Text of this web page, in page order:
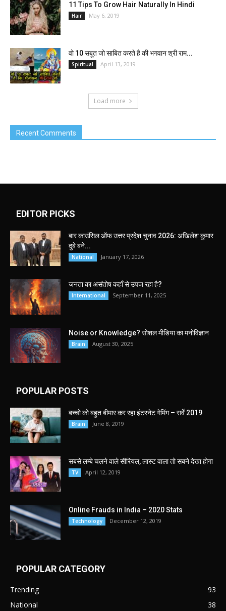
11 Tips To Grow Hair Naturally In Hindi
Hair May 6, 2019
वो 10 सबूत जो साबित करते है की भगवान श्री राम...
Spiritual April 13, 2019
Load more
Recent Comments
EDITOR PICKS
बार काउंसिल ऑफ उत्तर प्रदेश चुनाव 2026: अखिलेश कुमार
दुबे बने...
National January 17, 2026
जनता का असंतोष कहाँ से उपज रहा है?
International September 11, 2025
Noise or Knowledge? सोशल मीडिया का मनोविज्ञान
Brain August 30, 2025
POPULAR POSTS
बच्चो को बहुत बीमार कर रहा इंटरनेट गेमिंग – सर्वे 2019
Brain June 8, 2019
सबसे लम्बे चलने वाले सीरियल, लास्ट वाला तो सबने देखा होगा
TV April 12, 2019
Online Frauds in India – 2020 Stats
Technology December 12, 2019
POPULAR CATEGORY
Trending
93
National
38